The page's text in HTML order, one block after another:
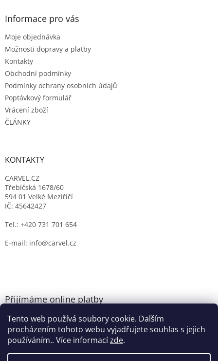
Tento web používá soubory cookie. Dalším
procházením tohoto webu vyjadřujete souhlas s jejich
používáním.. Více informacízde.
Informace pro vás
Moje objednávka
Možnosti dopravy a platby
Kontakty
Obchodní podmínky
Podmínky ochrany osobních údajů
Poptávkový formulář
Vrácení zboží
ČLÁNKY
KONTAKTY
CARVEL.CZ
Třebíčská 1678/60
594 01 Velké Meziříčí
IČ: 45642427
Tel.: +420 731 701 654
E-mail: info@carvel.cz
Přijímáme online platby